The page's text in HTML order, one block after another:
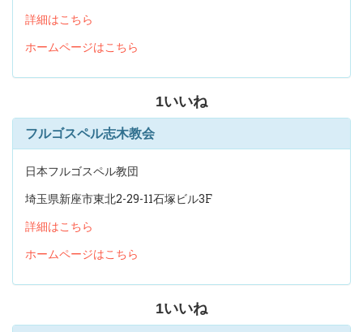
詳細はこちら
ホームページはこちら
1いいね
フルゴスペル志木教会
日本フルゴスペル教団
埼玉県新座市東北2-29-11石塚ビル3F
詳細はこちら
ホームページはこちら
1いいね